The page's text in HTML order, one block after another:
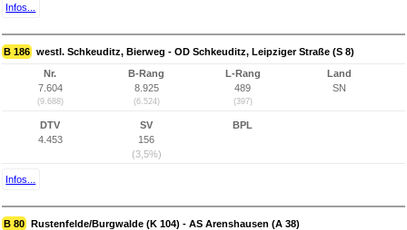
Infos...
B 186 westl. Schkeuditz, Bierweg - OD Schkeuditz, Leipziger Straße (S 8)
Nr.
7.604
(9.688)
B-Rang
8.925
(6.524)
L-Rang
489
(397)
Land
SN
DTV
4.453
SV
156
(3,5%)
BPL
Infos...
B 80 Rustenfelde/Burgwalde (K 104) - AS Arenshausen (A 38)